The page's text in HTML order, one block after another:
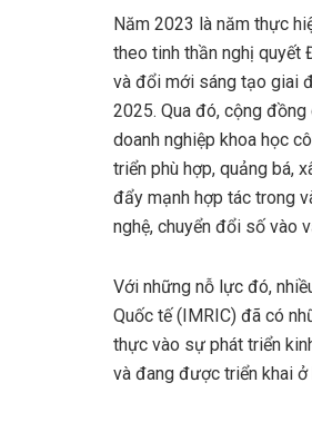
Năm 2023 là năm thực
theo tinh thần nghị quyết
và đổi mới sáng tạo giai
2025. Qua đó, cộng
doanh nghiệp khoa học
triển phù hợp, quảng bá,
đẩy mạnh hợp tác trong
nghệ, chuyển đổi số vào
Với những nỗ lực đó,
Quốc tế (IMRIC) đã có
thực vào sự phát triển
và đang được triển khai ở